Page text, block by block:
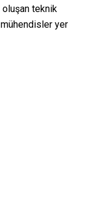
teknik
yer